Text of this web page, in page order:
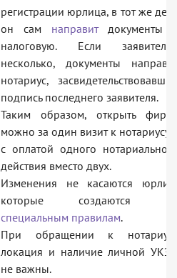
регистрации юрлица, в тот же
он сам направитдокументы
налоговую. Если
несколько, документы
нотариус,
подпись последнего заявителя.
Таким образом, открыть
можно за один визит к нотариусу
с оплатой одного
действия вместо двух.
Изменения не касаются
которые создаются
специальным правилам.
При обращении к
локация и наличие личной
не важны.